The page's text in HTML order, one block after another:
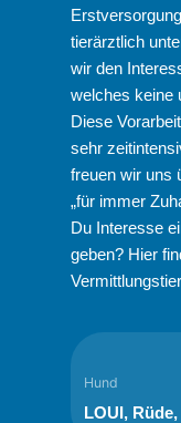
tierärztlich
wir den
welches keine
Diese
sehr
freuen wir uns
„für immer
Du Interesse
geben? Hier
Hund
LOUI, Rüde,